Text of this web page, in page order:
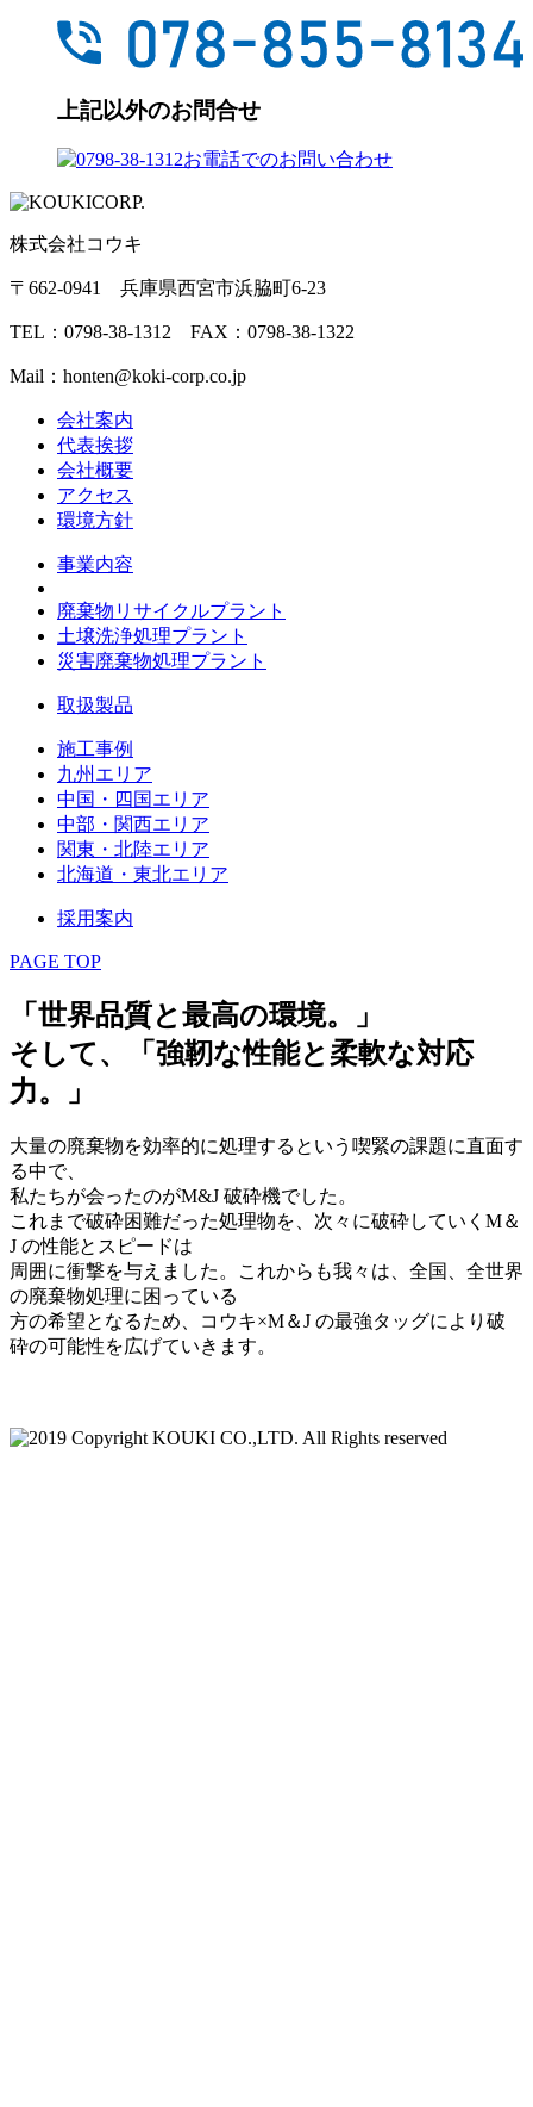
上記以外のお問合せ
株式会社コウキ
〒662-0941 兵庫県西宮市浜脇町6-23
TEL：0798-38-1312 FAX：0798-38-1322
Mail：honten@koki-corp.co.jp
会社案内
代表挨拶
会社概要
アクセス
環境方針
事業内容
廃棄物リサイクルプラント
土壌洗浄処理プラント
災害廃棄物処理プラント
取扱製品
施工事例
九州エリア
中国・四国エリア
中部・関西エリア
関東・北陸エリア
北海道・東北エリア
採用案内
PAGE TOP
「世界品質と最高の環境。」
そして、「強靭な性能と柔軟な対応
力。」
大量の廃棄物を効率的に処理するという喫緊の課題に直面す
る中で、
私たちが会ったのがM&J 破砕機でした。
これまで破砕困難だった処理物を、次々に破砕していくM＆
J の性能とスピードは
周囲に衝撃を与えました。これからも我々は、全国、全世界
の廃棄物処理に困っている
方の希望となるため、コウキ×M＆J の最強タッグにより破
砕の可能性を広げていきます。